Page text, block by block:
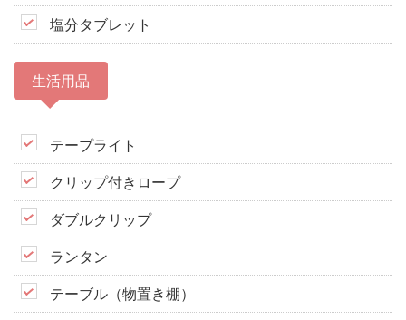
塩分タブレット
生活用品
テープライト
クリップ付きロープ
ダブルクリップ
ランタン
テーブル（物置き棚）